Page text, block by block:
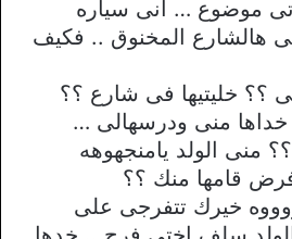
موضوع … انى سياره
هالشارع المخنوق .. فكيف
؟؟ خليتيها فى شارع ؟؟
خداها منى ودرسهالى …
منى الولد يامنجهوهه
قامها منك ؟؟
خيرك تتفرجى على